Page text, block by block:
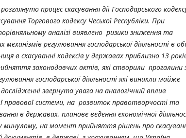
процес скасування дії Господарського
Торгового кодексу Чеської Республіки. При
аналізі виявлено ризики зниження та
регулювання господарської діяльності в
в скасуванні кодексів у державах приблизно 13
законодавчих актів, які створили прогалини
господарської діяльності які виникли майже
звернута увага на аналогічний вплив
правової системи, на розвиток правотворчості та
в державах, планове ведення економічної
минулому, на момент прийняття рішень про